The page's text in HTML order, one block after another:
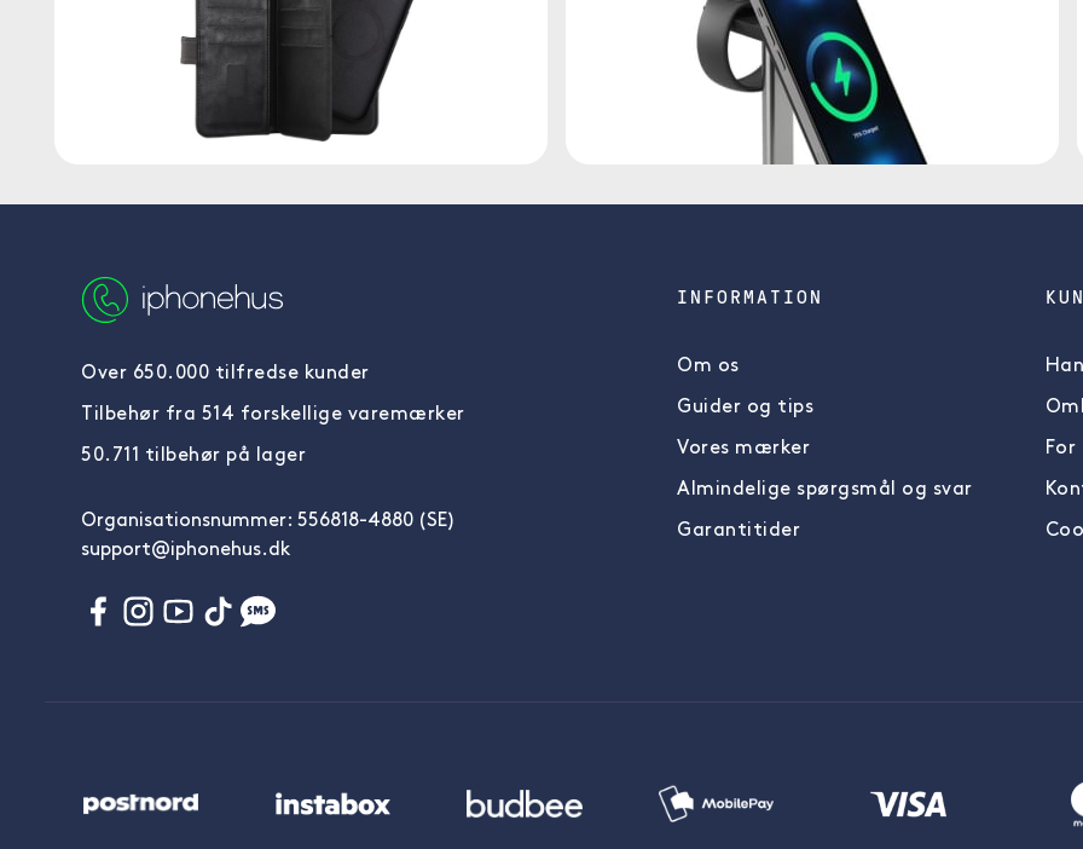
Over 650.000 tilfredse kunder
Tilbehør fra 514 forskellige varemærker
50.711 tilbehør på lager
Organisationsnummer: 556818-4880 (SE)
support@iphonehus.dk
INFORMATION
Om os
Guider og tips
Vores mærker
Almindelige spørgsmål og svar
Garantitider
For